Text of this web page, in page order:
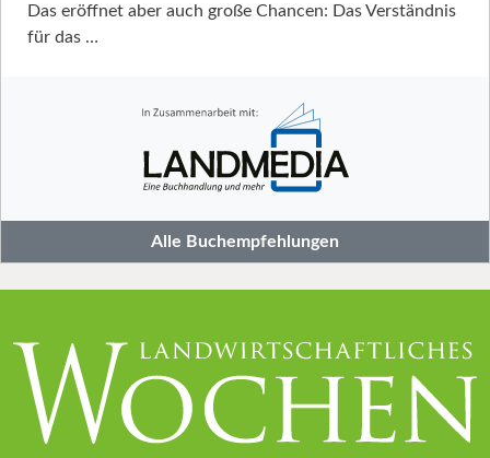
Das eröffnet aber auch große Chancen: Das Verständnis
für das …
Alle Buchempfehlungen